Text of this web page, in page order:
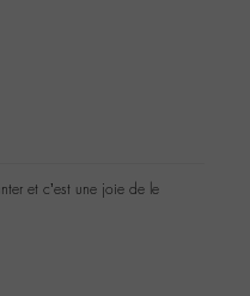
et c’est une joie de le